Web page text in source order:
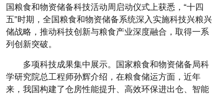
国粮食和物资储备科技活动周启动仪式上获悉，“十四
五”时期，全国粮食和物资储备系统深入实施科技兴粮兴
储战略，推动科技创新与粮食产业深度融合，取得一系
列创新突破。
多项科技成果集中展示。国家粮食和物资储备局科
学研究院总工程师孙辉介绍，在粮食储运方面，近年
来，我国构建了仓房性能提升、高效环保进出仓、智能